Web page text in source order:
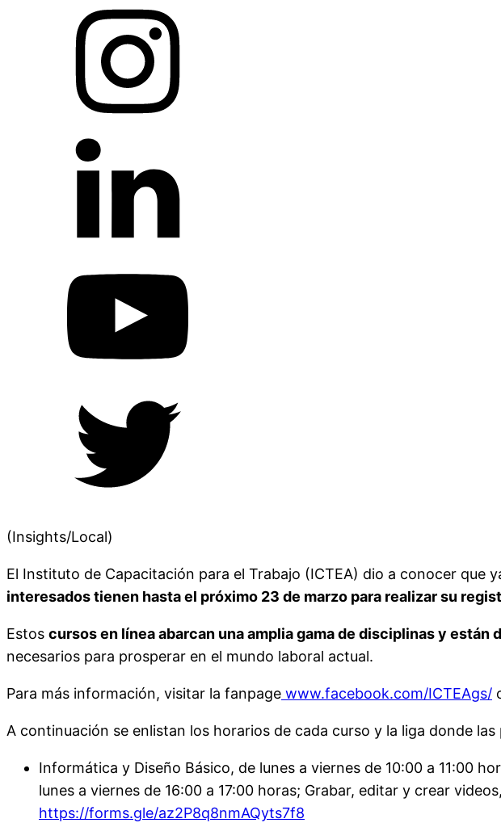
(Insights/Local)
El Instituto de Capacitación para el Trabajo (ICTEA) dio a conocer que
interesados tienen hasta el próximo 23 de marzo para realizar su
Estos cursos en línea abarcan una amplia gama de disciplinas y
necesarios para prosperar en el mundo laboral actual.
Para más información, visitar la fanpage www.facebook.com/ICTEAgs/
A continuación se enlistan los horarios de cada curso y la liga donde
Informática y Diseño Básico, de lunes a viernes de 10:00 a 11:00
lunes a viernes de 16:00 a 17:00 horas; Grabar, editar y crear
https://forms.gle/az2P8q8nmAQyts7f8